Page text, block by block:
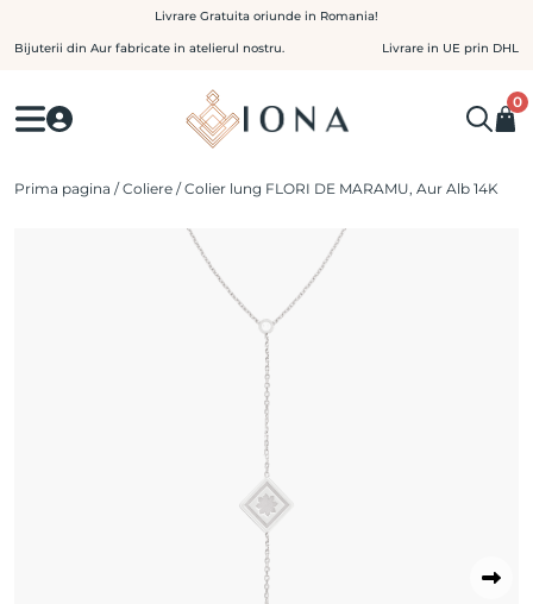
to
Livrare Gratuita oriunde in Romania!
Bijuterii din Aur fabricate in atelierul nostru. Livrare in UE prin DHL
0
Prima pagina /Coliere / Colier lung FLORI DE MARAMU, Aur Alb 14K